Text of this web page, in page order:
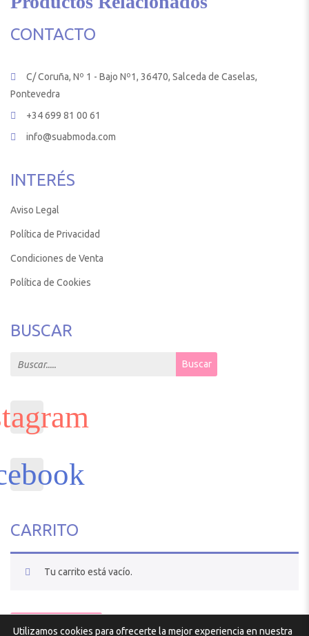
CONTACTO
C/ Coruña, Nº 1 - Bajo Nº1, 36470, Salceda de Caselas,
Pontevedra
+34 699 81 00 61
info@suabmoda.com
INTERÉS
Aviso Legal
Política de Privacidad
Condiciones de Venta
Política de Cookies
BUSCAR
Search for: Buscar
CARRITO
Tu carrito está vacío.
VOLVER A LA TIENDA
Utilizamos cookies para ofrecerte la mejor experiencia en nuestra